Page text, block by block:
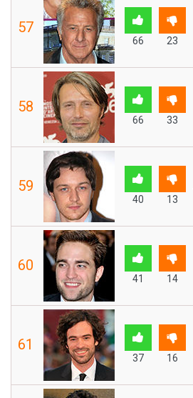
57
66 23
58
66 33
59
40 13
60
41 14
61
37 16